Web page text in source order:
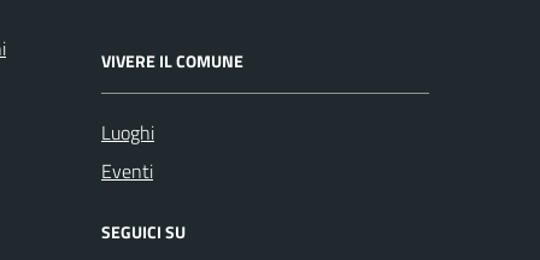
VIVERE IL COMUNE
Luoghi
Eventi
SEGUICI SU